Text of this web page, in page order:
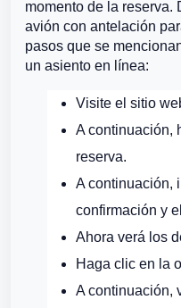
momento de la reserva.
avión con antelación
pasos que se
un asiento en línea:
Visite el sitio
A continuación,
reserva.
A continuación,
confirmación y
Ahora verá los
Haga clic en la
A continuación,